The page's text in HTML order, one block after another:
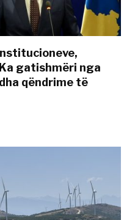
gatishmëri nga
qëndrime të